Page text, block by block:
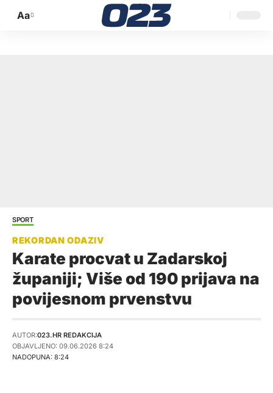
Promijeni
Aa
SPORT
Karate procvat u Zadarskoj
županiji; Više od 190 prijava na
povijesnom prvenstvu
NADOPUNA: 8:24
AUTOR:023.HR REDAKCIJA
OBJAVLJENO: 09.06.2026 8:24